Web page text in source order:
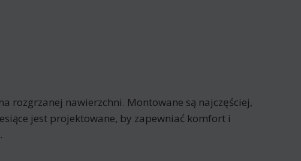
rozgrzanej nawierzchni. Montowane są najczęściej,
jest projektowane, by zapewniać komfort i